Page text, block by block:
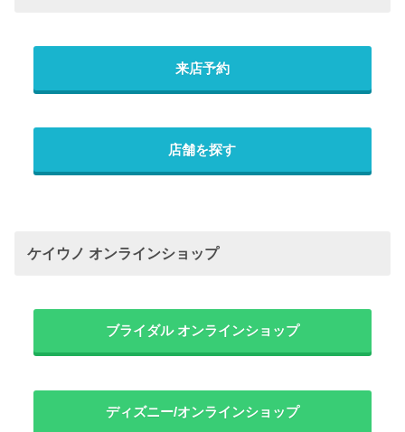
来店予約
店舗を探す
ケイウノ オンラインショップ
ブライダル オンラインショップ
ディズニー/オンラインショップ